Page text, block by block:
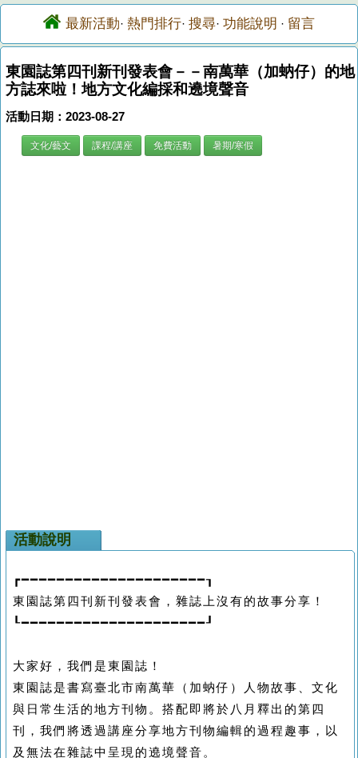
最新活動· 熱門排行· 搜尋· 功能說明 · 留言
東園誌第四刊新刊發表會－－南萬華（加蚋仔）的地
方誌來啦！地方文化編採和遶境聲音
活動日期：2023-08-27
文化/藝文 課程/講座 免費活動 暑期/寒假
活動說明
┏━━━━━━━━━━━━━━━━━━━━━┒
東園誌第四刊新刊發表會，雜誌上沒有的故事分享！
┖━━━━━━━━━━━━━━━━━━━━━┚
大家好，我們是東園誌！
東園誌是書寫臺北市南萬華（加蚋仔）人物故事、文化
與日常生活的地方刊物。搭配即將於八月釋出的第四
刊，我們將透過講座分享地方刊物編輯的過程趣事，以
及無法在雜誌中呈現的遶境聲音。